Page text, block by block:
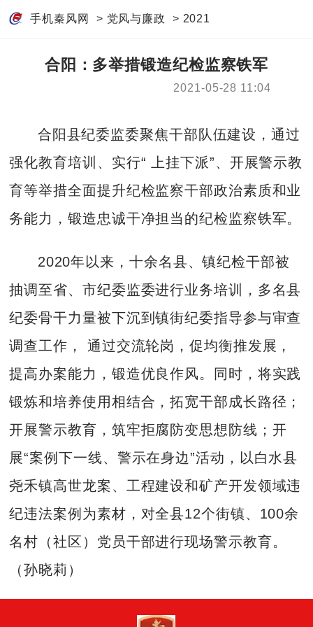
手机秦风网 > 党风与廉政 > 2021
合阳：多举措锻造纪检监察铁军
2021-05-28 11:04
合阳县纪委监委聚焦干部队伍建设，通过
强化教育培训、实行“ 上挂下派”、开展警示教
育等举措全面提升纪检监察干部政治素质和业
务能力，锻造忠诚干净担当的纪检监察铁军。
2020年以来，十余名县、镇纪检干部被
抽调至省、市纪委监委进行业务培训，多名县
纪委骨干力量被下沉到镇街纪委指导参与审查
调查工作， 通过交流轮岗，促均衡推发展，
提高办案能力，锻造优良作风。同时，将实践
锻炼和培养使用相结合，拓宽干部成长路径；
开展警示教育，筑牢拒腐防变思想防线；开
展“案例下一线、警示在身边”活动，以白水县
尧禾镇高世龙案、工程建设和矿产开发领域违
纪违法案例为素材，对全县12个街镇、100余
名村（社区）党员干部进行现场警示教育。
（孙晓莉）